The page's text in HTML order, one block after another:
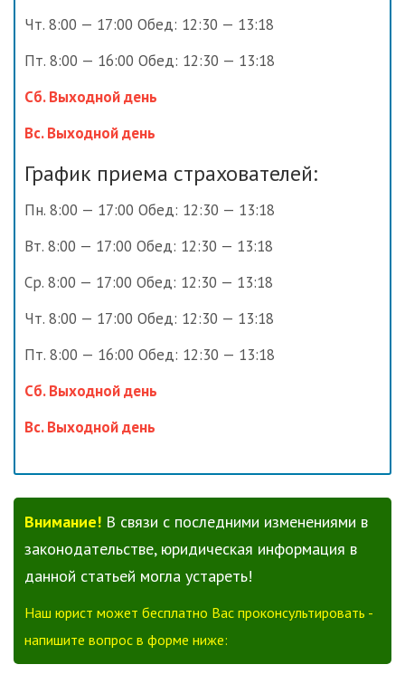
Чт. 8:00 — 17:00 Обед: 12:30 — 13:18
Пт. 8:00 — 16:00 Обед: 12:30 — 13:18
Сб. Выходной день
Вс. Выходной день
График приема страхователей:
Пн. 8:00 — 17:00 Обед: 12:30 — 13:18
Вт. 8:00 — 17:00 Обед: 12:30 — 13:18
Ср. 8:00 — 17:00 Обед: 12:30 — 13:18
Чт. 8:00 — 17:00 Обед: 12:30 — 13:18
Пт. 8:00 — 16:00 Обед: 12:30 — 13:18
Сб. Выходной день
Вс. Выходной день
Внимание! В связи с последними изменениями в
законодательстве, юридическая информация в
данной статьей могла устареть!
Наш юрист может бесплатно Вас проконсультировать -
напишите вопрос в форме ниже: